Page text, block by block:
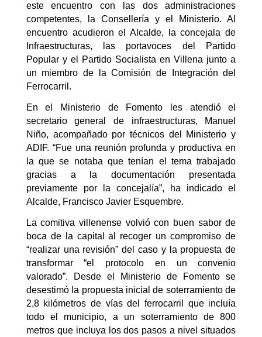
este encuentro con las dos administraciones
competentes, la Consellería y el Ministerio. Al
encuentro acudieron el Alcalde, la concejala de
Infraestructuras, las portavoces del Partido
Popular y el Partido Socialista en Villena junto a
un miembro de la Comisión de Integración del
Ferrocarril.
En el Ministerio de Fomento les atendió el
secretario general de infraestructuras, Manuel
Niño, acompañado por técnicos del Ministerio y
ADIF. “Fue una reunión profunda y productiva en
la que se notaba que tenían el tema trabajado
gracias a la documentación presentada
previamente por la concejalía”, ha indicado el
Alcalde, Francisco Javier Esquembre.
La comitiva villenense volvió con buen sabor de
boca de la capital al recoger un compromiso de
“realizar una revisión” del caso y la propuesta de
transformar “el protocolo en un convenio
valorado”. Desde el Ministerio de Fomento se
desestimó la propuesta inicial de soterramiento de
2,8 kilómetros de vías del ferrocarril que incluía
todo el municipio, a un soterramiento de 800
metros que incluya los dos pasos a nivel situados